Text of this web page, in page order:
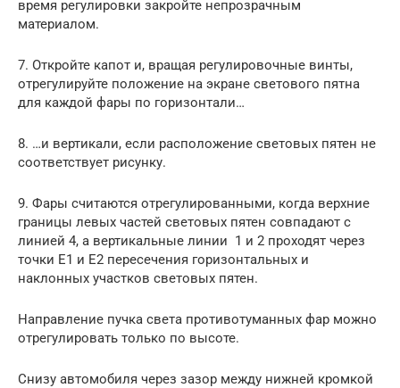
время регулировки закройте непрозрачным
материалом.
7. Откройте капот и, вращая регулировочные винты,
отрегулируйте положение на экране светового пятна
для каждой фары по горизонтали…
8. …и вертикали, если расположение световых пятен не
соответствует рисунку.
9. Фары считаются отрегулированными, когда верхние
границы левых частей световых пятен совпадают с
линией 4, а вертикальные линии 1 и 2 проходят через
точки Е1 и Е2 пересечения горизонтальных и
наклонных участков световых пятен.
Направление пучка света противотуманных фар можно
отрегулировать только по высоте.
Снизу автомобиля через зазор между нижней кромкой